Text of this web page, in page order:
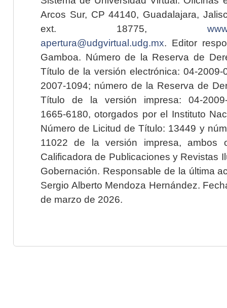
Arcos Sur, CP 44140, Guadalajara,
ext. 18775,
apertura@udgvirtual.udg.mx. Editor
Gamboa. Número de la Reserva de
Título de la versión electrónica: 04-2009-
2007-1094; número de la Reserva de
Título de la versión impresa: 04-2009-
1665-6180, otorgados por el Instituto
Número de Licitud de Título: 13449 y
11022 de la versión impresa, ambos
Calificadora de Publicaciones y Revistas
Gobernación. Responsable de la última
Sergio Alberto Mendoza Hernández.
de marzo de 2026.